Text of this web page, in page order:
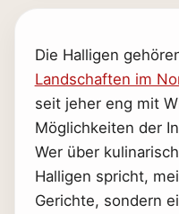
Die Halligen
Landschaften im
seit jeher eng mit
Möglichkeiten der
Wer über
Halligen spricht,
Gerichte, sondern